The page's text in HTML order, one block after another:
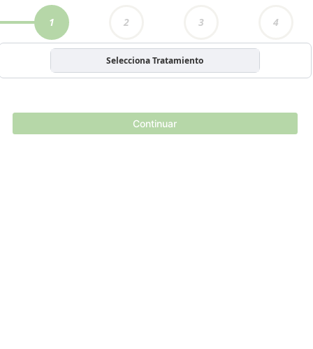
1 2 3 4
Selecciona Tratamiento
Continuar